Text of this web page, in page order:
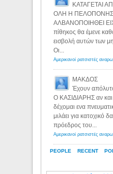
PEOPLE RECENT
ΚΑΤΑΓΕΤΑΙ
ΟΛΗ Η
ΑΛΒΑΝΟΠΟΙΗΘΕΙ
πίθηκος θα έμενε
εισβολή αυτών των
Οι...
ΜΑΚΔΟΣ
Έχουν
Ο ΚΑΣΙΔΙΑΡΗΣ αν και
δέχομαι ενα
μιλάει για κατοχικό
πρόεδρος του...